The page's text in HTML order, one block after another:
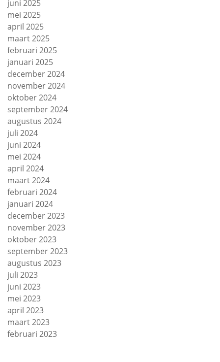
juni 2025
mei 2025
april 2025
maart 2025
februari 2025
januari 2025
december 2024
november 2024
oktober 2024
september 2024
augustus 2024
juli 2024
juni 2024
mei 2024
april 2024
maart 2024
februari 2024
januari 2024
december 2023
november 2023
oktober 2023
september 2023
augustus 2023
juli 2023
juni 2023
mei 2023
april 2023
maart 2023
februari 2023